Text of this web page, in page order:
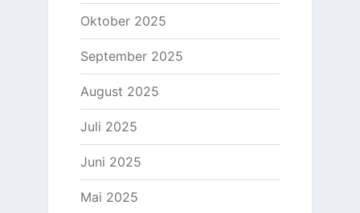
Oktober 2025
September 2025
August 2025
Juli 2025
Juni 2025
Mai 2025